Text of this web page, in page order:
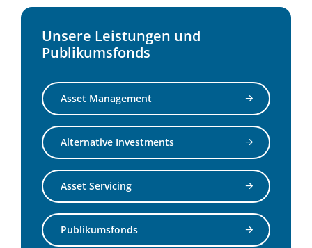
Unsere Leistungen und
Publikumsfonds
Asset Management
Alternative Investments
Asset Servicing
Publikumsfonds